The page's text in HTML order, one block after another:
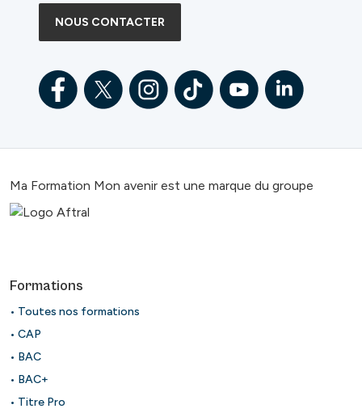
NOUS CONTACTER
Ma Formation Mon avenir est une marque du groupe
Formations
• Toutes nos formations
• CAP
• BAC
• BAC+
• Titre Pro